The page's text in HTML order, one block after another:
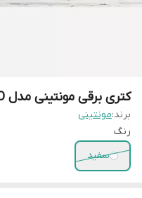
کتری برقی مونتینی مدل EBRO
برند:مونتینی
رنگ
سفید